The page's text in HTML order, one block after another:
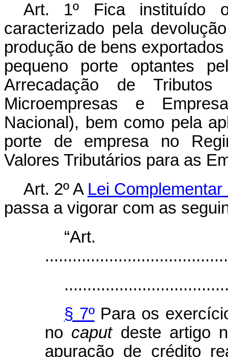
Art. 1º Fica instituído o
caracterizado pela
produção de bens
pequeno porte optantes
Arrecadação de
Microempresas e
Nacional), bem como pela
porte de empresa no
Valores Tributários para as
Art. 2º A Lei
passa a vigorar com as
§ 7ºPara os
no caputdeste artigo
apuração de crédito